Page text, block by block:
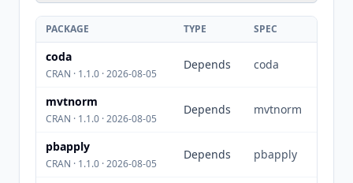
PACKAGE TYPE SPEC
coda
CRAN · 1.1.0 · 2026-08-05
Depends coda
mvtnorm
CRAN · 1.1.0 · 2026-08-05
Depends mvtnorm
pbapply
CRAN · 1.1.0 · 2026-08-05
Depends pbapply